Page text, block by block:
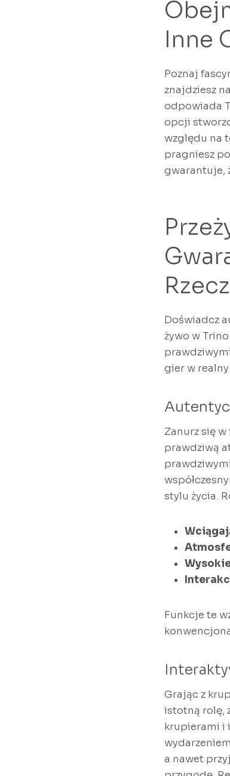
Inne
Poznaj
znajdziesz
odpowiada
opcji
względu na
pragniesz
gwarantuje,
Doświadcz
żywo w
gier w
Zanurz się
prawdziwą
stylu życia.
Funkcje te
Grając z
istotną rolę,
krupierami i
a nawet